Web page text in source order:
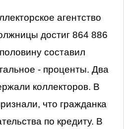
агентство
достиг 864 886
составил
- проценты. Два
коллекторов. В
что гражданка
по кредиту. В